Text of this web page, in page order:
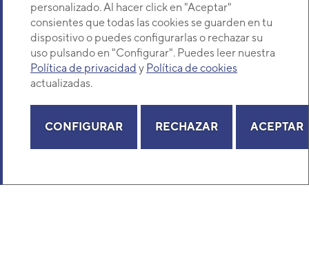
personalizado. Al hacer click en "Aceptar"
consientes que todas las cookies se guarden en tu
dispositivo o puedes configurarlas o rechazar su
uso pulsando en "Configurar". Puedes leer nuestra
Política de privacidad y Política de cookies
actualizadas.
CONFIGURAR RECHAZAR ACEPTAR
Los más populares en esta categoría